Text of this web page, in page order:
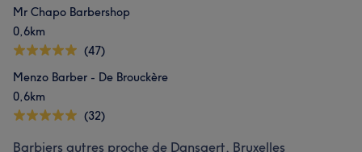
Mr Chapo Barbershop
0,6km
(47)
Menzo Barber - De Brouckère
0,6km
(32)
Barbiers autres proche de Dansaert, Bruxelles